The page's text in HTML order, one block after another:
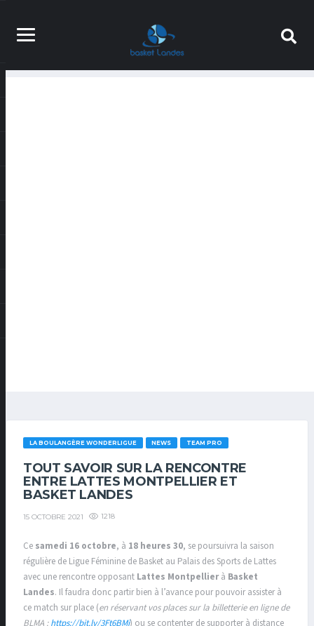
LA BOULANGÈRE WONDERLIGUE NEWS TEAM PRO
TOUT SAVOIR SUR LA RENCONTRE
ENTRE LATTES MONTPELLIER ET
BASKET LANDES
15 OCTOBRE 2021 1218
Ce samedi 16 octobre, à 18 heures 30, se poursuivra la saison
régulière de Ligue Féminine de Basket au Palais des Sports de Lattes
avec une rencontre opposant Lattes Montpellierà Basket
Landes. Il faudra donc partir bien à l’avance pour pouvoir assister à
ce match sur place (en réservant vos places sur la billetterie en ligne de
BLMA :https://bit.ly/3Ft6BMi) ou se contenter de supporter à distance